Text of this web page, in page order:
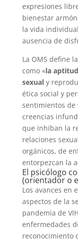
expresiones
bienestar
la vida
ausencia de
La OMS define
como «la
sexualy
ética social y
sentimientos de
creencias
que inhiban la
relaciones
orgánicos, de
entorpezcan la
El psicólogo
(orientador o
Los avances en
aspectos de la
pandemia de
enfermedades
reconocimiento